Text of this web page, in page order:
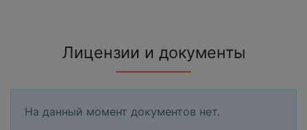
Лицензии и документы
На данный момент документов нет.